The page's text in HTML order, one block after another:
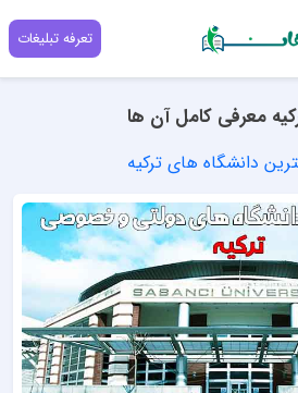
تعرفه تبلیغات
معرفی کامل آن ها
دانشگاه های ترکیه